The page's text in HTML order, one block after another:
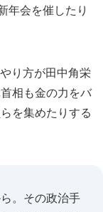
年会を催したり
り方が田中角栄
相も金の力をバ
を集めたりする
。その政治手